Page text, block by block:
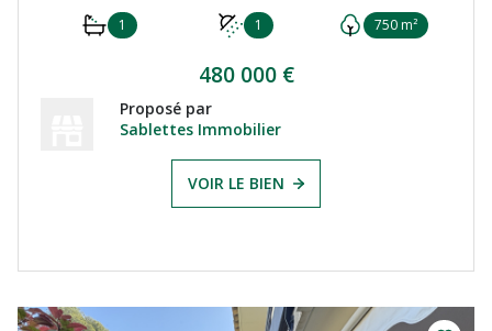
1 1 750 m²
480 000 €
Proposé par
Sablettes Immobilier
VOIR LE BIEN